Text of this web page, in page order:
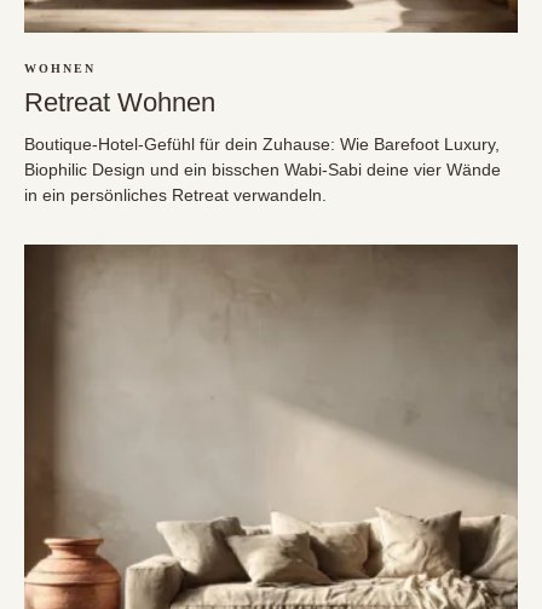
WOHNEN
Retreat Wohnen
Boutique-Hotel-Gefühl für dein Zuhause: Wie Barefoot Luxury,
Biophilic Design und ein bisschen Wabi-Sabi deine vier Wände
in ein persönliches Retreat verwandeln.